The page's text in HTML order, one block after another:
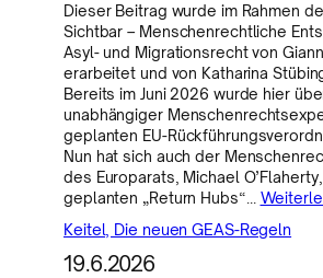
Dieser Beitrag wurde im Rahmen
Sichtbar – Menschenrechtliche
Asyl- und Migrationsrecht von
erarbeitet und von Katharina
Bereits im Juni 2026 wurde hier
unabhängiger
geplanten EU-
Nun hat sich auch der
des Europarats, Michael
geplanten „Return Hubs“…
Keitel, Die neuen GEAS-Regeln
19.6.2026